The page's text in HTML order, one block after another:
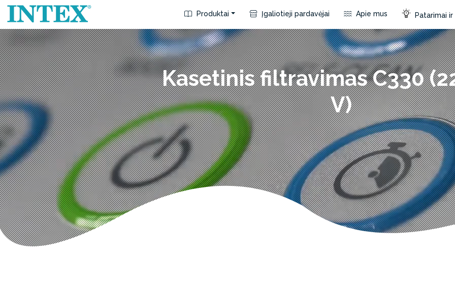
Produktai Įgaliotieji pardavėjai Apie mus Patarimai
Kasetinis filtravimas C330
V)